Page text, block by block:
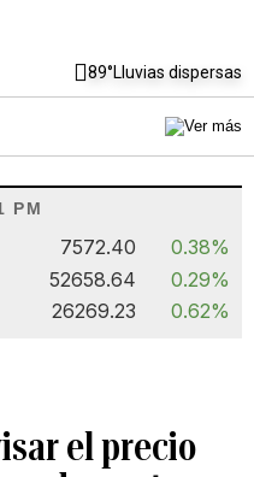
89°Lluvias dispersas
PM
7572.40
0.38%
52658.64
0.29%
26269.23 0.62%
el precio